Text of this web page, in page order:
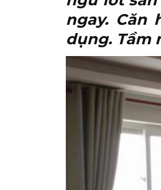
ngay. Căn
dụng. Tầm